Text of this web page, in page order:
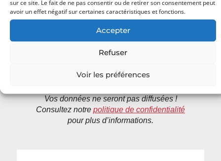
sur ce site. Le fait de ne pas consentir ou de retirer son consentement peut
avoir un effet négatif sur certaines caractéristiques et fonctions.
Accepter
Refuser
Voir les préférences
votre boîte de réception.
Vos données ne seront pas diffusées !
Consultez notre politique de confidentialité
pour plus d’informations.